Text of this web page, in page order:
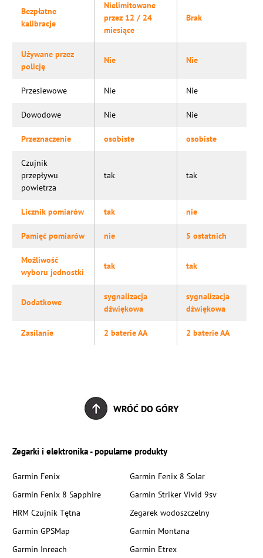
Bezpłatne
kalibracje
Nielimitowane
przez 12 / 24
miesiące
Brak
Używane przez
policję
Nie Nie
Przesiewowe Nie Nie
Dowodowe Nie Nie
Przeznaczenie osobiste osobiste
Czujnik
przepływu
powietrza
tak tak
Licznik pomiarów tak nie
Pamięć pomiarów nie 5 ostatnich
Możliwość
wyboru jednostki
tak tak
Dodatkowe
sygnalizacja
dźwiękowa
sygnalizacja
dźwiękowa
Zasilanie 2 baterie AA 2 baterie AA
WRÓĆ DO GÓRY
Zegarki i elektronika - popularne produkty
Garmin Fenix
Garmin Fenix 8 Solar
Garmin Fenix 8 Sapphire
Garmin Striker Vivid 9sv
HRM Czujnik Tętna
Zegarek wodoszczelny
Garmin GPSMap
Garmin Montana
Garmin Inreach
Garmin Etrex